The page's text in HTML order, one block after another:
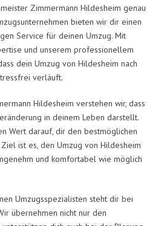
Zimmermann Hildesheim genau
bieten wir dir einen
Service für deinen Umzug. Mit
und unserem professionellem
dein Umzug von Hildesheim nach
verläuft.
Hildesheim verstehen wir, dass
in deinem Leben darstellt.
Wert darauf, dir den bestmöglichen
ist es, den Umzug von Hildesheim
und komfortabel wie möglich
Umzugsspezialisten steht dir bei
übernehmen nicht nur den